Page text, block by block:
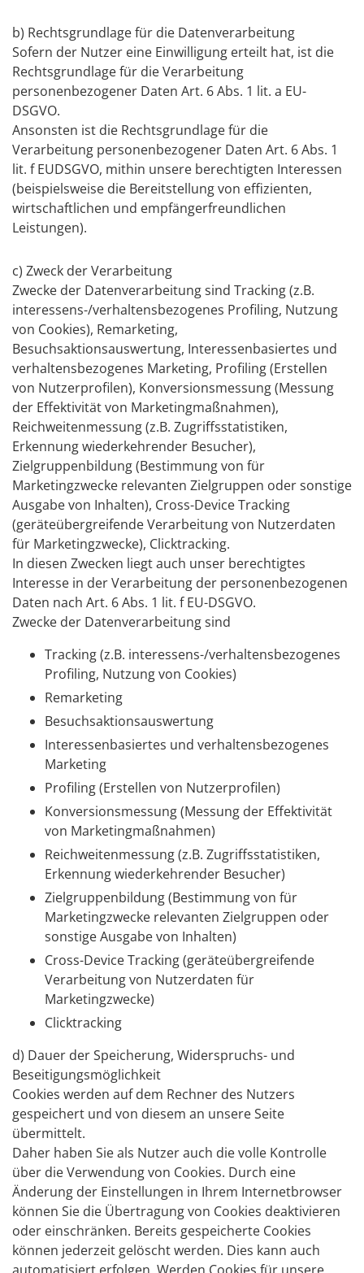
b) Rechtsgrundlage für die Datenverarbeitung
Sofern der Nutzer eine Einwilligung erteilt hat, ist die
Rechtsgrundlage für die Verarbeitung
personenbezogener Daten Art. 6 Abs. 1 lit. a EU-
DSGVO.
Ansonsten ist die Rechtsgrundlage für die
Verarbeitung personenbezogener Daten Art. 6 Abs. 1
lit. f EUDSGVO, mithin unsere berechtigten Interessen
(beispielsweise die Bereitstellung von effizienten,
wirtschaftlichen und empfängerfreundlichen
Leistungen).
c) Zweck der Verarbeitung
Zwecke der Datenverarbeitung sind Tracking (z.B.
interessens-/verhaltensbezogenes Profiling, Nutzung
von Cookies), Remarketing,
Besuchsaktionsauswertung, Interessenbasiertes und
verhaltensbezogenes Marketing, Profiling (Erstellen
von Nutzerprofilen), Konversionsmessung (Messung
der Effektivität von Marketingmaßnahmen),
Reichweitenmessung (z.B. Zugriffsstatistiken,
Erkennung wiederkehrender Besucher),
Zielgruppenbildung (Bestimmung von für
Marketingzwecke relevanten Zielgruppen oder sonstige
Ausgabe von Inhalten), Cross-Device Tracking
(geräteübergreifende Verarbeitung von Nutzerdaten
für Marketingzwecke), Clicktracking.
In diesen Zwecken liegt auch unser berechtigtes
Interesse in der Verarbeitung der personenbezogenen
Daten nach Art. 6 Abs. 1 lit. f EU-DSGVO.
Zwecke der Datenverarbeitung sind
Tracking (z.B. interessens-/verhaltensbezogenes
Profiling, Nutzung von Cookies)
Remarketing
Besuchsaktionsauswertung
Interessenbasiertes und verhaltensbezogenes
Marketing
Profiling (Erstellen von Nutzerprofilen)
Konversionsmessung (Messung der Effektivität
von Marketingmaßnahmen)
Reichweitenmessung (z.B. Zugriffsstatistiken,
Erkennung wiederkehrender Besucher)
Zielgruppenbildung (Bestimmung von für
Marketingzwecke relevanten Zielgruppen oder
sonstige Ausgabe von Inhalten)
Cross-Device Tracking (geräteübergreifende
Verarbeitung von Nutzerdaten für
Marketingzwecke)
Clicktracking
d) Dauer der Speicherung, Widerspruchs- und
Beseitigungsmöglichkeit
Cookies werden auf dem Rechner des Nutzers
gespeichert und von diesem an unsere Seite
übermittelt.
Daher haben Sie als Nutzer auch die volle Kontrolle
über die Verwendung von Cookies. Durch eine
Änderung der Einstellungen in Ihrem Internetbrowser
können Sie die Übertragung von Cookies deaktivieren
oder einschränken. Bereits gespeicherte Cookies
können jederzeit gelöscht werden. Dies kann auch